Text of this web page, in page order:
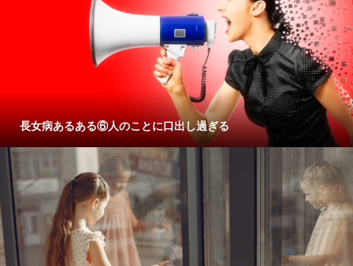
長女病あるある⑥人のことに口出し過ぎる